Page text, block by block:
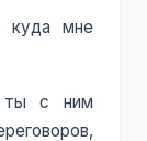
куда мне
ты с ним